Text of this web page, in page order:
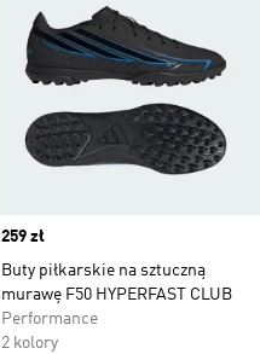
Price
259 zł
Buty piłkarskie na sztuczną
murawę F50 HYPERFAST CLUB
Performance
2 kolory